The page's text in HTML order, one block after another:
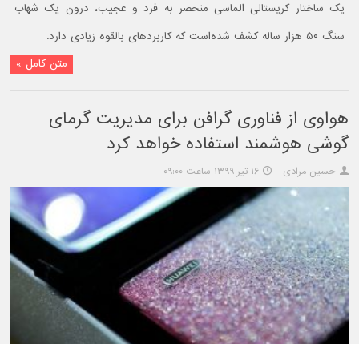
یک ساختار کریستالی الماسی منحصر به فرد و عجیب، درون یک شهاب
سنگ ۵۰ هزار ساله کشف شده‌است که کاربردهای بالقوه زیادی دارد.
متن کامل »
هواوی از فناوری گرافن برای مدیریت گرمای
گوشی هوشمند استفاده خواهد کرد
حسین مرادی ۱۶ تیر ۱۳۹۹ ساعت ۰۹:۰۰